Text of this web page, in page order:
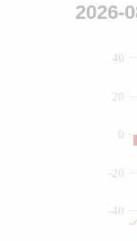
2026-
-40
0
40
-20
20